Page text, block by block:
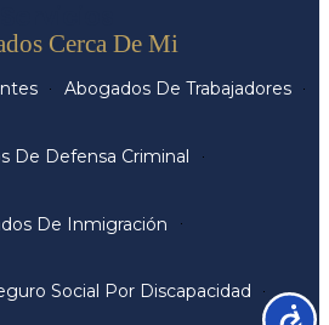
Cerca De Mi
Abogados De Trabajadores
De Defensa Criminal
De Inmigración
Social Por Discapacidad